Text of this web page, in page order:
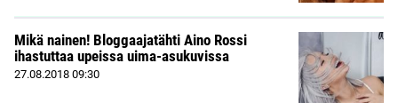
Mikä nainen! Bloggaajatähti Aino Rossi
ihastuttaa upeissa uima-asukuvissa
27.08.2018 09:30